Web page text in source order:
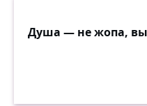
Душа — не жопа,